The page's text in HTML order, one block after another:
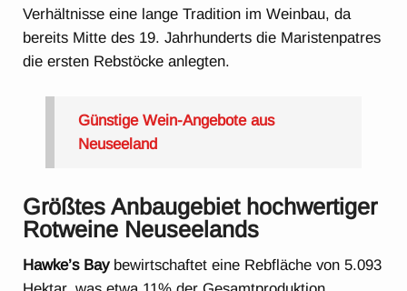
Verhältnisse eine lange Tradition im Weinbau, da
bereits Mitte des 19. Jahrhunderts die Maristenpatres
die ersten Rebstöcke anlegten.
Günstige Wein-Angebote aus
Neuseeland
Größtes Anbaugebiet hochwertiger
Rotweine Neuseelands
Hawke’s Baybewirtschaftet eine Rebfläche von 5.093